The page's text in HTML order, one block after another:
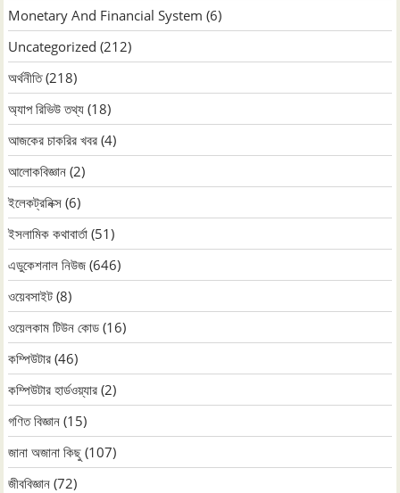
Monetary And Financial System (6)
Uncategorized (212)
অর্থনীতি(218)
অ্যাপ রিভিউ তথ্য (18)
আজকের চাকরির খবর (4)
আলোকবিজ্ঞান (2)
ইলেকট্রনিক্স (6)
ইসলামিক কথাবার্তা (51)
এডুকেশনাল নিউজ (646)
ওয়েবসাইট (8)
ওয়েলকাম টিউন কোড (16)
কম্পিউটার (46)
কম্পিউটার হার্ডওয়্যার (2)
গণিত বিজ্ঞান (15)
জানা অজানা কিছু (107)
জীববিজ্ঞান (72)